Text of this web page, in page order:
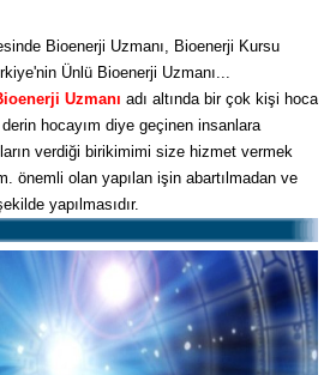
Bioenerji Uzmanı, Bioenerji Kursu
Ünlü Bioenerji Uzmanı...
Uzmanı adı altında bir çok kişi hoca
hocayım diye geçinen insanlara
verdiği birikimimi size hizmet vermek
önemli olan yapılan işin abartılmadan ve
yapılmasıdır.